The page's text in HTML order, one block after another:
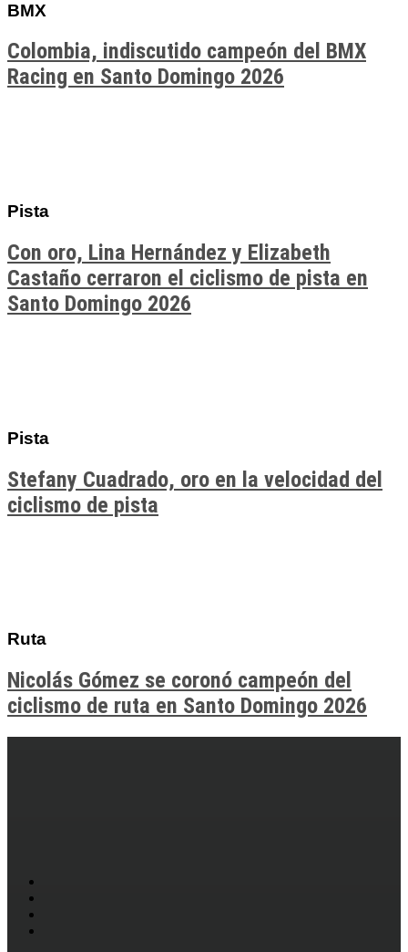
BMX
Colombia, indiscutido campeón del BMX
Racing en Santo Domingo 2026
Pista
Con oro, Lina Hernández y Elizabeth
Castaño cerraron el ciclismo de pista en
Santo Domingo 2026
Pista
Stefany Cuadrado, oro en la velocidad del
ciclismo de pista
Ruta
Nicolás Gómez se coronó campeón del
ciclismo de ruta en Santo Domingo 2026